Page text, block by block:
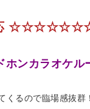
応 ☆☆☆☆
ホンカラオケル
くるので臨場感抜群